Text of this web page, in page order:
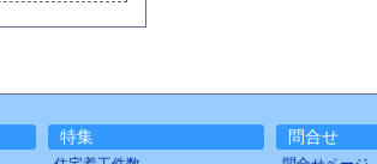
特集 問合せ